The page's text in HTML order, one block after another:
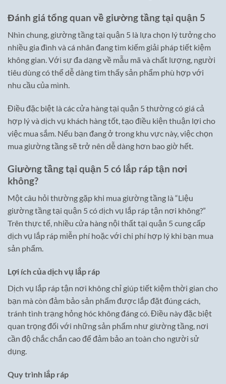
Đánh giá tổng quan về giường tầng tại quận 5
Nhìn chung, giường tầng tại quận 5 là lựa chọn lý tưởng cho
nhiều gia đình và cá nhân đang tìm kiếm giải pháp tiết kiệm
không gian. Với sự đa dạng về mẫu mã và chất lượng, người
tiêu dùng có thể dễ dàng tìm thấy sản phẩm phù hợp với
nhu cầu của mình.
Điều đặc biệt là các cửa hàng tại quận 5 thường có giá cả
hợp lý và dịch vụ khách hàng tốt, tạo điều kiện thuận lợi cho
việc mua sắm. Nếu bạn đang ở trong khu vực này, việc chọn
mua giường tầng sẽ trở nên dễ dàng hơn bao giờ hết.
Giường tầng tại quận 5 có lắp ráp tận nơi
không?
Một câu hỏi thường gặp khi mua giường tầng là “Liệu
giường tầng tại quận 5 có dịch vụ lắp ráp tận nơi không?”
Trên thực tế, nhiều cửa hàng nội thất tại quận 5 cung cấp
dịch vụ lắp ráp miễn phí hoặc với chi phí hợp lý khi bạn mua
sản phẩm.
Lợi ích của dịch vụ lắp ráp
Dịch vụ lắp ráp tận nơi không chỉ giúp tiết kiệm thời gian cho
bạn mà còn đảm bảo sản phẩm được lắp đặt đúng cách,
tránh tình trạng hỏng hóc không đáng có. Điều này đặc biệt
quan trọng đối với những sản phẩm như giường tầng, nơi
cần độ chắc chắn cao để đảm bảo an toàn cho người sử
dụng.
Quy trình lắp ráp